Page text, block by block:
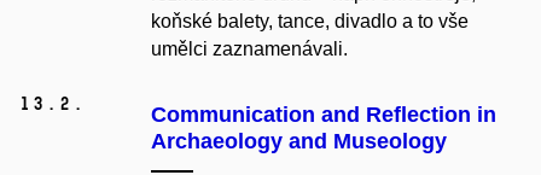
koňské balety, tance, divadlo a to vše
umělci zaznamenávali.
13. 2.
Communication and Reflection in
Archaeology and Museology